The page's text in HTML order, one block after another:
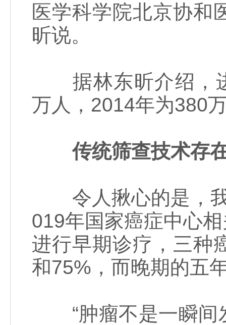
医学科学院北京协和
昕说。
据林东昕介绍，进
万人，2014年为380
传统筛查技术存
令人揪心的是，我
019年国家癌症中心
进行早期诊疗，三种
和75%，而晚期的五
“肿瘤不是一瞬间